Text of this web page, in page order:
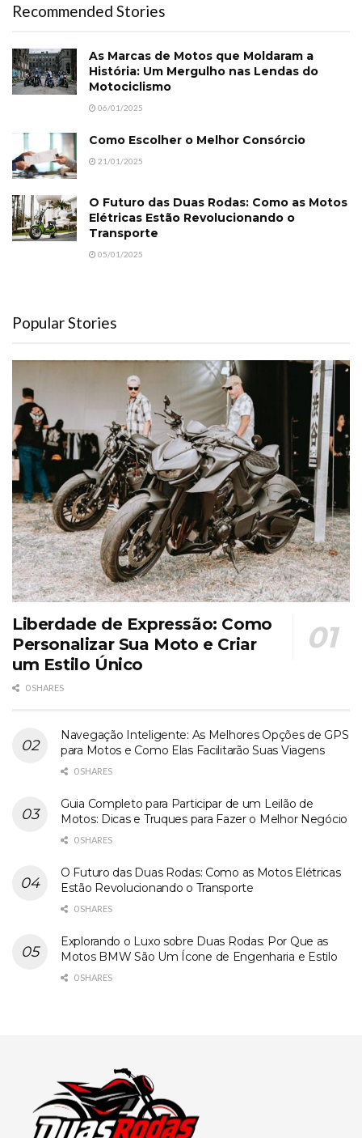
Recommended Stories
As Marcas de Motos que Moldaram a
História: Um Mergulho nas Lendas do
Motociclismo
06/01/2025
Como Escolher o Melhor Consórcio
21/01/2025
O Futuro das Duas Rodas: Como as Motos
Elétricas Estão Revolucionando o
Transporte
05/01/2025
Popular Stories
Liberdade de Expressão: Como
Personalizar Sua Moto e Criar
um Estilo Único
0 SHARES
Navegação Inteligente: As Melhores Opções de GPS
para Motos e Como Elas Facilitarão Suas Viagens
0 SHARES
Guia Completo para Participar de um Leilão de
Motos: Dicas e Truques para Fazer o Melhor Negócio
0 SHARES
O Futuro das Duas Rodas: Como as Motos Elétricas
Estão Revolucionando o Transporte
0 SHARES
Explorando o Luxo sobre Duas Rodas: Por Que as
Motos BMW São Um Ícone de Engenharia e Estilo
0 SHARES